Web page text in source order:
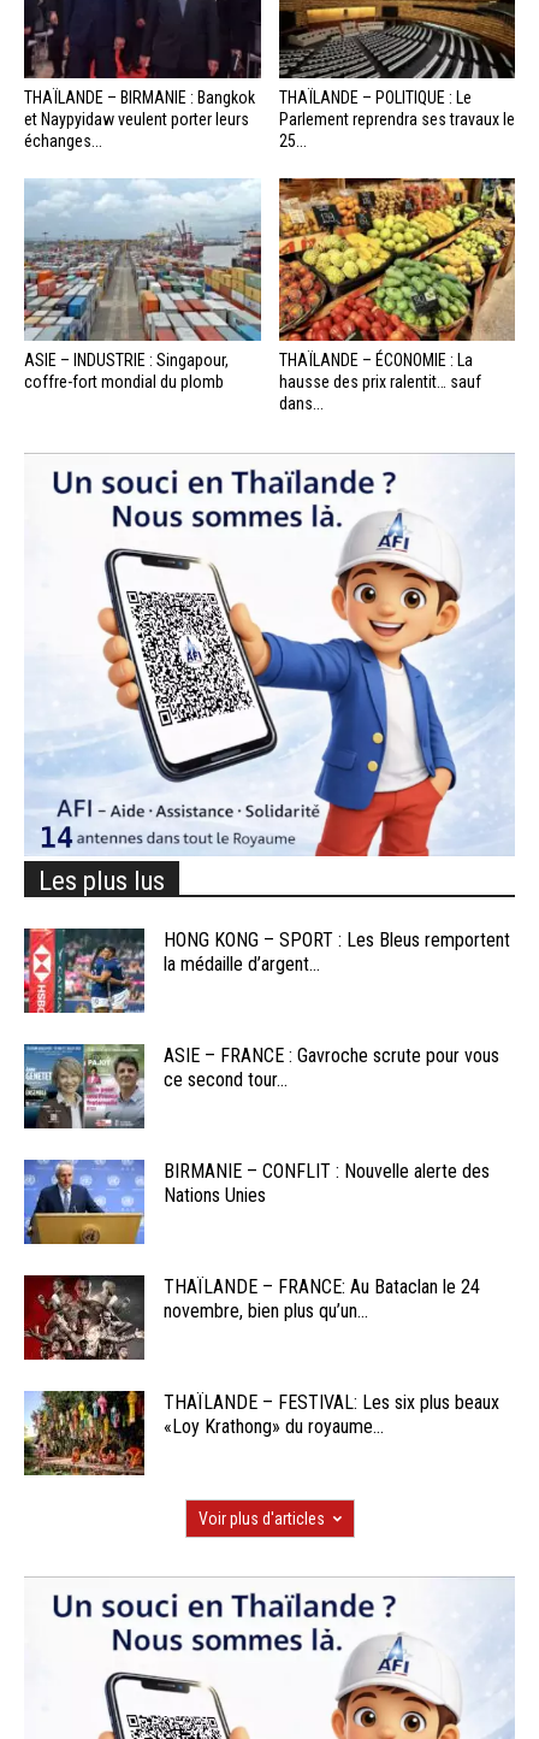
THAÏLANDE – BIRMANIE : Bangkok
et Naypyidaw veulent porter leurs
échanges...
THAÏLANDE – POLITIQUE : Le
Parlement reprendra ses travaux le
25...
ASIE – INDUSTRIE : Singapour,
coffre-fort mondial du plomb
THAÏLANDE – ÉCONOMIE : La
hausse des prix ralentit… sauf
dans...
Les plus lus
HONG KONG – SPORT : Les Bleus remportent
la médaille d’argent...
ASIE – FRANCE : Gavroche scrute pour vous
ce second tour...
BIRMANIE – CONFLIT : Nouvelle alerte des
Nations Unies
THAÏLANDE – FRANCE: Au Bataclan le 24
novembre, bien plus qu’un...
THAÏLANDE – FESTIVAL: Les six plus beaux
«Loy Krathong» du royaume...
Voir plus d'articles